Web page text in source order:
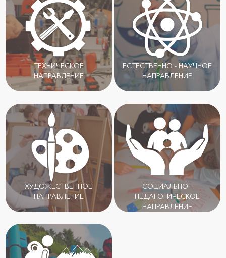
ТЕХНИЧЕСКОЕ
НАПРАВЛЕНИЕ
ЕСТЕСТВЕННО - НАУЧНОЕ
НАПРАВЛЕНИЕ
ХУДОЖЕСТВЕННОЕ
НАПРАВЛЕНИЕ
СОЦИАЛЬНО -
ПЕДАГОГИЧЕСКОЕ
НАПРАВЛЕНИЕ